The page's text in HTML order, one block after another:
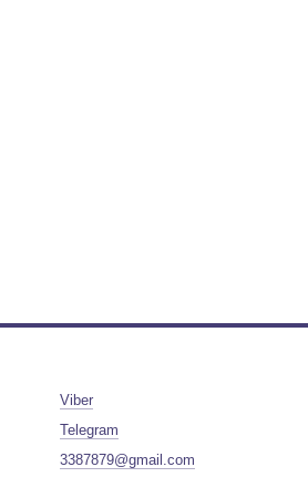
Viber
Telegram
3387879@gmail.com